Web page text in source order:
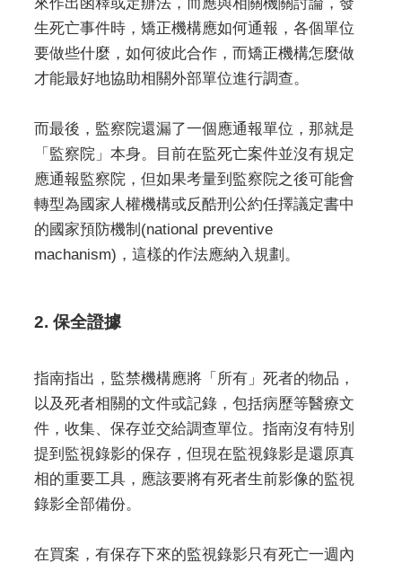
生死亡事件時，矯正機構應如何通報，各個單位
要做些什麼，如何彼此合作，而矯正機構怎麼做
才能最好地協助相關外部單位進行調查。
而最後，監察院還漏了一個應通報單位，那就是
「監察院」本身。目前在監死亡案件並沒有規定
應通報監察院，但如果考量到監察院之後可能會
轉型為國家人權機構或反酷刑公約任擇議定書中
的國家預防機制(national preventive
machanism)，這樣的作法應納入規劃。
2. 保全證據
指南指出，監禁機構應將「所有」死者的物品，
以及死者相關的文件或記錄，包括病歷等醫療文
件，收集、保存並交給調查單位。指南沒有特別
提到監視錄影的保存，但現在監視錄影是還原真
相的重要工具，應該要將有死者生前影像的監視
錄影全部備份。
在買案，有保存下來的監視錄影只有死亡一週內